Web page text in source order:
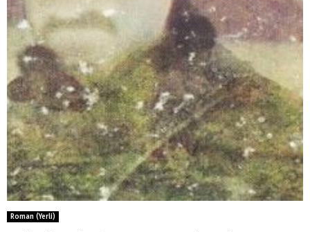
Roman (Yerli)